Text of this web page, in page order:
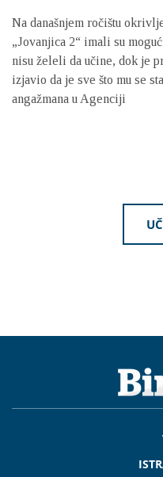
Na današnjem ročištu
„Jovanjica 2“ imali su
nisu želeli da učine, dok je
izjavio da je sve što mu se
angažmana u Agenciji